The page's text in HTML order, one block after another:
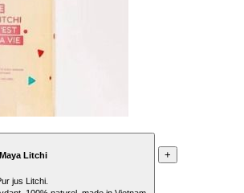
Maya Litchi
jus Litchi.
+